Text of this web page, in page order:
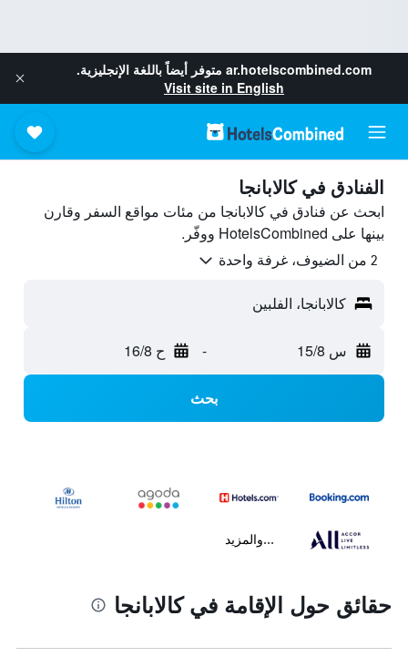
ar.hotelscombined.com متوفر أيضاً باللغة الإنجليزية.
Visit site in English
الفنادق في كالابانجا
ابحث عن فنادق في كالابانجا من مئات مواقع السفر وقارن
بينها على HotelsCombined ووفّر.
2 من الضيوف، غرفة واحدة
كالابانجا، الفلبين
س 15/8 - ح 16/8
بحث
...والمزيد
حقائق حول الإقامة في كالابانجا